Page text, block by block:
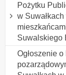
Pożytku
w
Suwalskiego
Ogłoszenie